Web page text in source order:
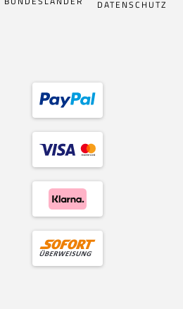
DATENSCHUTZ